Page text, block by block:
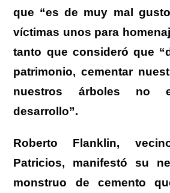
que “es de muy mal
víctimas unos para
tanto que consideró que
patrimonio, cementar
nuestros árboles no
desarrollo”.
Roberto Flanklin,
Patricios, manifestó su
monstruo de cemento